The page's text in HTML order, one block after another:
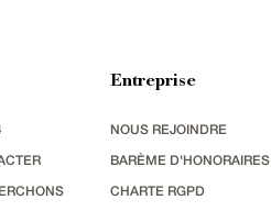
Entreprise
NOUS REJOINDRE
BARÈME D'HONORAIRES
CHARTE RGPD